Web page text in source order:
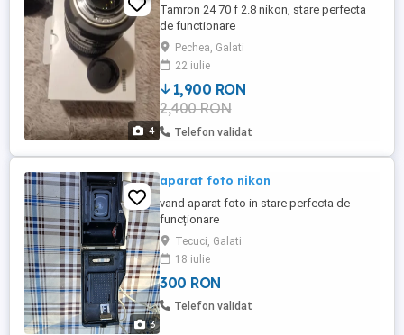
4
Tamron 24 70 f 2.8 nikon, stare perfecta
de functionare
Pechea, Galati
22 iulie
1,900 RON
2,400 RON
Telefon validat
3
aparat foto nikon
vand aparat foto in stare perfecta de
funcționare
Tecuci, Galati
18 iulie
300 RON
Telefon validat